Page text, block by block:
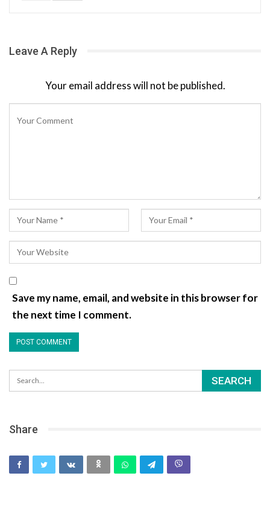
Leave A Reply
Your email address will not be published.
Save my name, email, and website in this browser for
the next time I comment.
Share